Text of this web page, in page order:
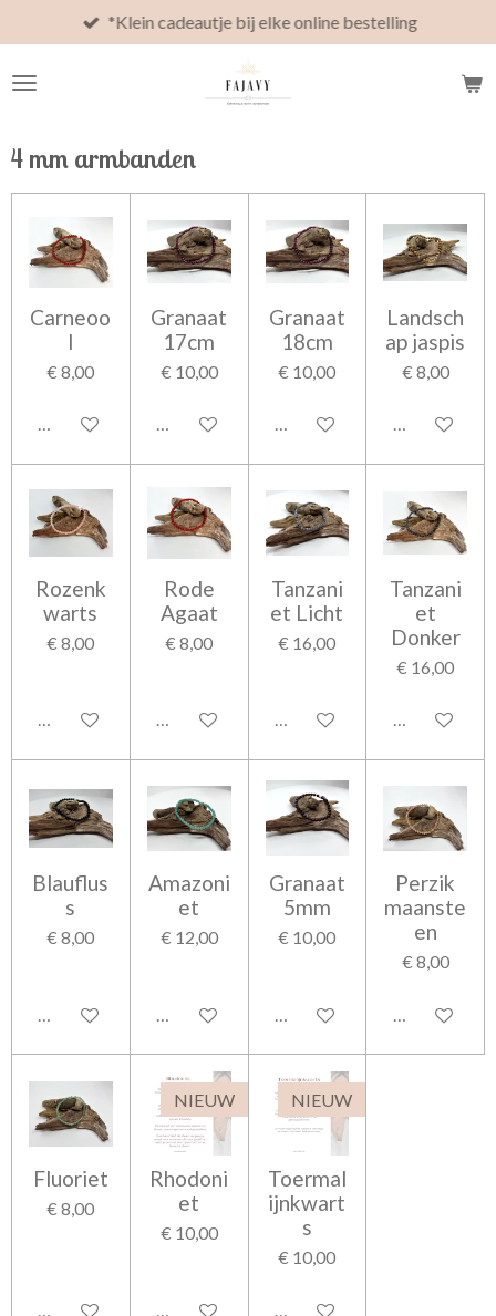
direct
naar
*Klein cadeautje bij elke online bestelling
4 mm armbanden
Carneoo
l
€ 8,00
In winkelwagen
Granaat
17cm
€ 10,00
In winkelwagen
Granaat
18cm
€ 10,00
In winkelwagen
Landsch
ap jaspis
€ 8,00
In
Rozenk
warts
€ 8,00
In winkelwagen
Rode
Agaat
€ 8,00
In winkelwagen
Tanzani
et Licht
€ 16,00
In winkelwagen
Tanzani
et
Donker
€ 16,00
In
Blauflus
s
€ 8,00
In winkelwagen
Amazoni
et
€ 12,00
In winkelwagen
Granaat
5mm
€ 10,00
In winkelwagen
Perzik
maanste
en
€ 8,00
In
Fluoriet
€ 8,00
In winkelwagen
NIEUW
Rhodoni
et
€ 10,00
In winkelwagen
NIEUW
Toermal
ijnkwart
s
€ 10,00
In winkelwagen